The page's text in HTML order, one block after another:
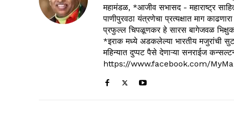
महामंडळ, *आजीव सभासद - महाराष्ट्र
पाणीपुरवठा यंत्रणेचा प्रत्यक्षात माग
प्रफुल्ल चिपळूणकर हे सारस बागेजवळ
*इराक मध्ये अडकलेल्या भारतीय मजुरांची
महिन्यात दुप्पट पैसे देणाऱ्या सनराईज
https://www.facebook.com/